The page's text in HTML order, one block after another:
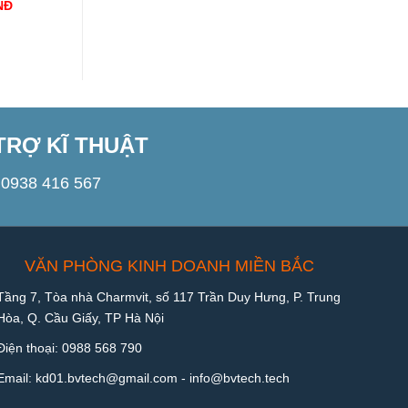
KĨ THUẬT
0938 416 567
VĂN PHÒNG KINH DOANH MIỀN BẮC
7, Tòa nhà Charmvit, số 117 Trần Duy Hưng, P. Trung
Q. Cầu Giấy, TP Hà Nội
thoại: 0988 568 790
kd01.bvtech@gmail.com - info@bvtech.tech